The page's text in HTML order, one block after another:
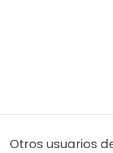
Otros usuarios